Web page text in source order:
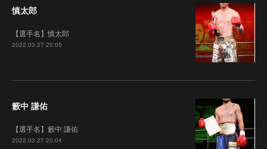
慎太郎
【選手名】慎太郎
2022.03.27 20:05
籔中 謙佑
【選手名】籔中 謙佑
2022.03.27 20:04